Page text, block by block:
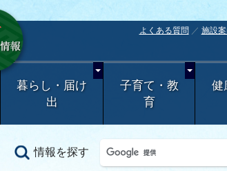
よくある質問 施設
暮らし・届け
出
子育て・教
育
健
情報を探す